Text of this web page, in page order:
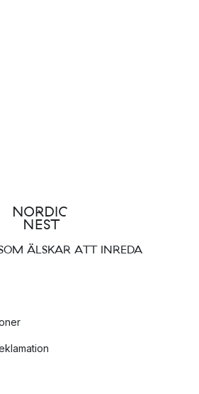
ÄLSKAR ATT INREDA